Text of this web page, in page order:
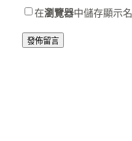
在瀏覽器中儲存顯示